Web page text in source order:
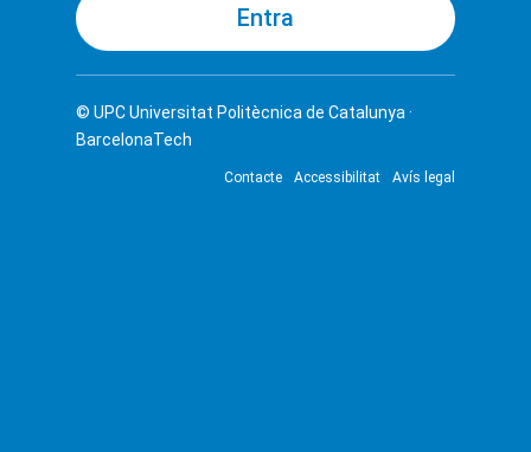
© UPCUniversitat Politècnica de Catalunya ·
BarcelonaTech
Contacte Accessibilitat Avís legal